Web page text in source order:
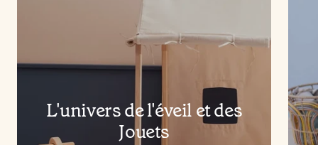
L'univers de l'éveil et des
Jouets